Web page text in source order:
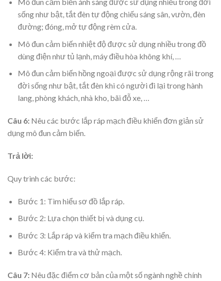
sống như bật, tắt đèn tự động chiếu sáng sân, vườn, đèn
đường; đóng, mở tự động rèm cửa.
Mô đun cảm biến nhiệt độ được sử dụng nhiều trong đồ
dùng điện như tủ lạnh, máy điều hòa không khí, …
Mô đun cảm biến hồng ngoại được sử dụng rộng rãi trong
đời sống như bật, tắt đèn khi có người đi lại trong hành
lang, phòng khách, nhà kho, bãi đỗ xe, …
Câu 6: Nêu các bước lắp ráp mạch điều khiển đơn giản sử
dụng mô đun cảm biến.
Trả lời:
Quy trình các bước:
Bước 1: Tìm hiểu sơ đồ lắp ráp.
Bước 2: Lựa chọn thiết bị và dụng cụ.
Bước 3: Lắp ráp và kiểm tra mạch điều khiển.
Bước 4: Kiểm tra và thử mạch.
Câu 7: Nêu đặc điểm cơ bản của một số ngành nghề chính